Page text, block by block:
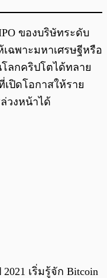
ของบริษัทระดับ
เฉพาะมหาเศรษฐีหรือ
ลกคริปโตได้ทลาย
เปิดโอกาสให้ราย
วงหน้าได้
เริ่มรู้จัก Bitcoin